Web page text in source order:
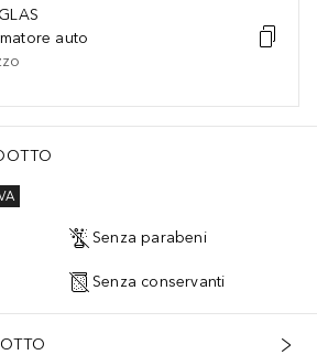
auto
Senza parabeni
Senza conservanti